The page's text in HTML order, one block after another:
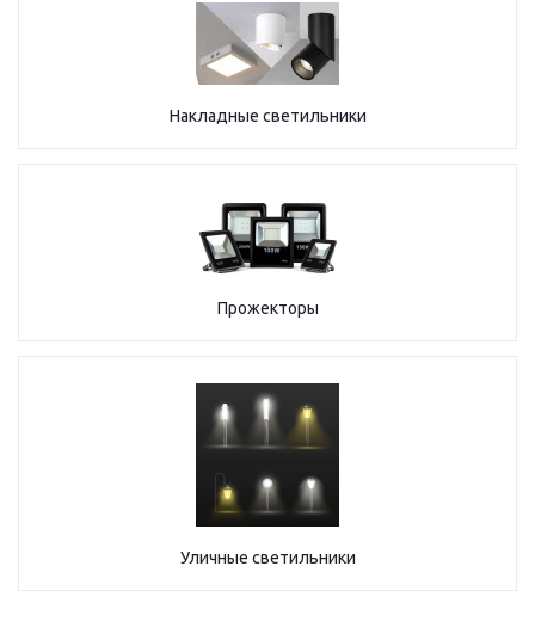
Накладные светильники
Прожекторы
Уличные светильники